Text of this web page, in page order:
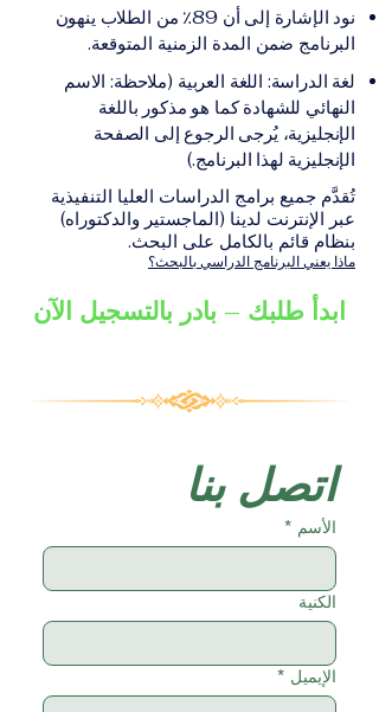
الإلكترونيقد يُطلب تقديم
مستندات إضافية حسب
البرنامج والمؤسسة التعليمية
الأكاديمية المناسبة للبرنامج،
والتي تصدر عن المؤسسة
التعليمية المسؤولة عن تقديم
البرنامج ضمن شبكة VBNN
Smart Education Group.
نود الإشارة إلى أن 89٪ من الطلاب ينهون
البرنامج ضمن المدة الزمنية المتوقعة.
لغة الدراسة: اللغة العربية (ملاحظة: الاسم
النهائي للشهادة كما هو مذكور باللغة
الإنجليزية، يُرجى الرجوع إلى الصفحة
الإنجليزية لهذا البرنامج.)
تُقدَّم جميع برامج الدراسات العليا التنفيذية
عبر الإنترنت لدينا (الماجستير والدكتوراه)
بنظام قائم بالكامل على البحث.
ماذا يعني البرنامج الدراسي بالبحث؟
ابدأ طلبك – بادر بالتسجيل الآن
اتصل بنا
الأسم *
الكنية
الإيميل *